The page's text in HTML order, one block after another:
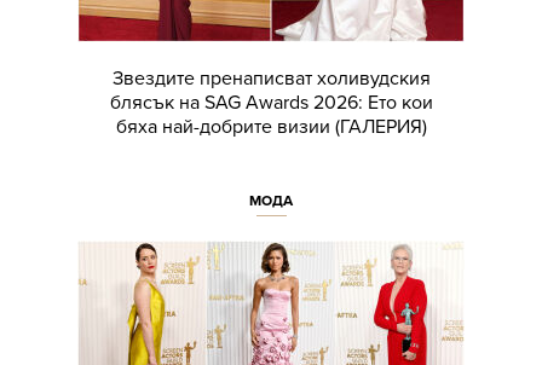
Звездите пренаписват холивудския
блясък на SAG Awards 2026: Ето кои
бяха най-добрите визии (ГАЛЕРИЯ)
МОДА